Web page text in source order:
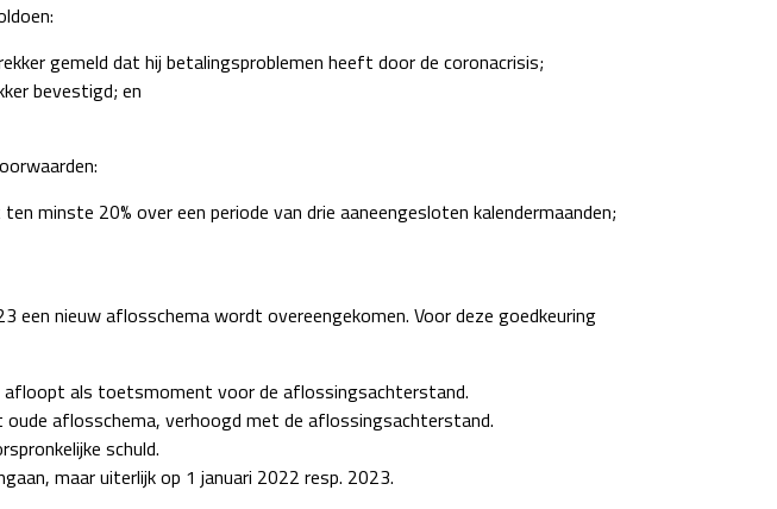
gemeld dat hij betalingsproblemen heeft door de coronacrisis;
bevestigd; en
minste 20% over een periode van drie aaneengesloten kalendermaanden;
nieuw aflosschema wordt overeengekomen. Voor deze goedkeuring
als toetsmoment voor de aflossingsachterstand.
aflosschema, verhoogd met de aflossingsachterstand.
schuld.
maar uiterlijk op 1 januari 2022 resp. 2023.